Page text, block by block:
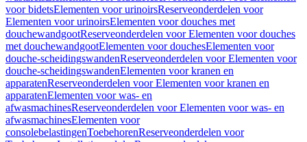
voor bidetsElementen voor urinoirsReserveonderdelen voor
Elementen voor urinoirsElementen voor douches met
douchewandgootReserveonderdelen voor Elementen voor douches
met douchewandgootElementen voor douchesElementen voor
douche-scheidingswandenReserveonderdelen voor Elementen voor
douche-scheidingswandenElementen voor kranen en
apparatenReserveonderdelen voor Elementen voor kranen en
apparatenElementen voor was- en
afwasmachinesReserveonderdelen voor Elementen voor was- en
afwasmachinesElementen voor
consolebelastingenToebehorenReserveonderdelen voor